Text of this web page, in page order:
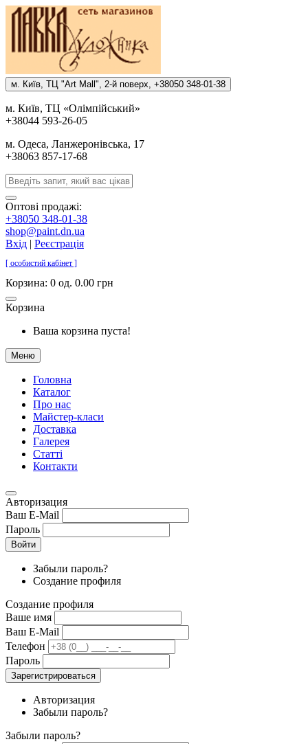
м. Киïв, ТЦ "Art Mall", 2-й поверх, +38050 348-01-38
м. Киïв, ТЦ «Олiмпiйський»
+38044 593-26-05
м. Одеса, Ланжеронiвська, 17
+38063 857-17-68
Оптові продажі:
+38050 348-01-38
shop@paint.dn.ua
Вхід | Реєстрація
[ особистий кабінет ]
Корзина: 0 од. 0.00 грн
Корзина
Ваша корзина пуста!
Меню
Головна
Каталог
Про нас
Майстер-класи
Доставка
Галерея
Статтi
Контакти
Авторизация
Ваш E-Mail
Пароль
Войти
Забыли пароль?
Создание профиля
Создание профиля
Ваше имя
Ваш E-Mail
Телефон
Пароль
Зарегистрироваться
Авторизация
Забыли пароль?
Забыли пароль?